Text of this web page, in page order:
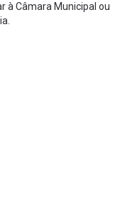
à Câmara Municipal ou